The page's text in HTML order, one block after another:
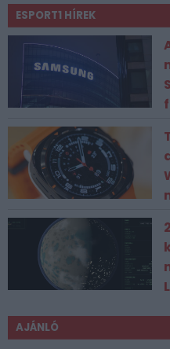
ESPORT1 HÍREK
AJÁNLÓ